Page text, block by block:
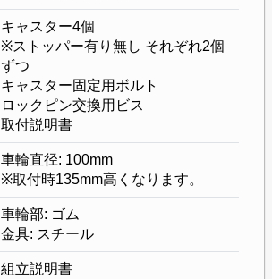
キャスター4個
※ストッパー有り無し それぞれ2個
ずつ
キャスター固定用ボルト
ロックピン交換用ビス
取付説明書
車輪直径: 100mm
※取付時135mm高くなります。
車輪部: ゴム
金具: スチール
組立説明書